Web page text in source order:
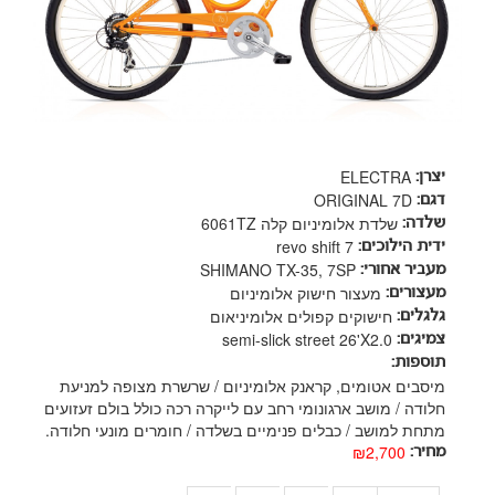
יצרן: ELECTRA
דגם: ORIGINAL 7D
שלדה: שלדת אלומיניום קלה 6061TZ
ידית הילוכים: revo shift 7
מעביר אחורי: SHIMANO TX-35, 7SP
מעצורים: מעצור חישוק אלומיניום
גלגלים: חישוקים קפולים אלומיניאום
צמיגים: semi-slick street 26'X2.0
תוספות:
מיסבים אטומים, קראנק אלומיניום / שרשרת מצופה למניעת
חלודה / מושב ארגונומי רחב עם לייקרה רכה כולל בולם זעזועים
מתחת למושב / כבלים פנימיים בשלדה / חומרים מונעי חלודה.
מחיר: ₪2,700